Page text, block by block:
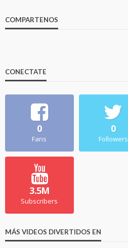
COMPARTENOS
CONECTATE
0
Fans
0
Followers
3.5M
Subscribers
MÁS VIDEOS DIVERTIDOS EN